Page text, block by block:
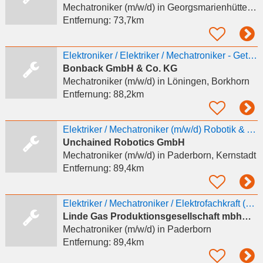
Mechatroniker (m/w/d)in Georgsmarienhütte, Oesede
Entfernung: 73,7km
Elektroniker / Elektriker / Mechatroniker - Getränkeproduktion (unbefristet) (w/m/d)
Bonback GmbH & Co. KG
Mechatroniker (m/w/d)in Löningen, Borkhorn
Entfernung: 88,2km
Elektriker / Mechatroniker (m/w/d) Robotik & Automatisierung | Anlagenbau | Paderborn
Unchained Robotics GmbH
Mechatroniker (m/w/d)in Paderborn, Kernstadt
Entfernung: 89,4km
Elektriker / Mechatroniker / Elektrofachkraft (m/w/d) in Herste
Linde Gas Produktionsgesellschaft mbh&Co. KG
Mechatroniker (m/w/d)in Paderborn
Entfernung: 89,4km